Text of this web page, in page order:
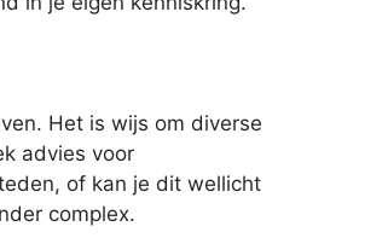
Het is wijs om diverse
advies voor
of kan je dit wellicht
complex.